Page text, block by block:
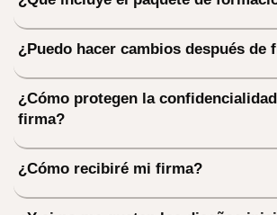
¿Puedo hacer cambios después de
¿Cómo protegen la
firma?
¿Cómo recibiré mi firma?